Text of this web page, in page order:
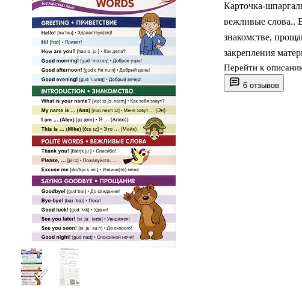
6 отзывов
Карточка-
вежливые слова..
знакомстве,
закрепления
Перейти к